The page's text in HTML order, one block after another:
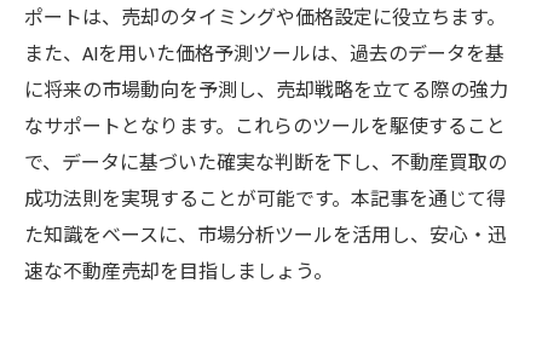
ポートは、売却のタイミングや価格設定に役立ちます。
また、AIを用いた価格予測ツールは、過去のデータを基
に将来の市場動向を予測し、売却戦略を立てる際の強力
なサポートとなります。これらのツールを駆使すること
で、データに基づいた確実な判断を下し、不動産買取の
成功法則を実現することが可能です。本記事を通じて得
た知識をベースに、市場分析ツールを活用し、安心・迅
速な不動産売却を目指しましょう。